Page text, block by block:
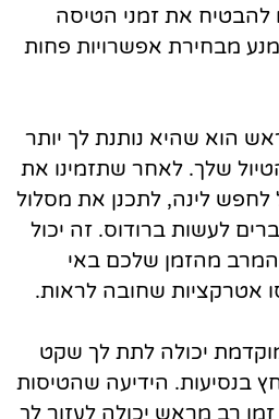
להבטיח את זמני הטיסה
מבחירת אפשרויות פחות
הוא שהיא נותנת לך יותר
שלך. לאחר שתזמינו את
לחפש לינה, לתכנן את מסלול
לעשות ברודוס. זה יכול
מהזמן שלכם באי
אטרקציות שחובה לראות.
יכולה לתת לך שקט
בנסיעות. הידיעה שהטיסות
רב מראש יכולה לעזור לך